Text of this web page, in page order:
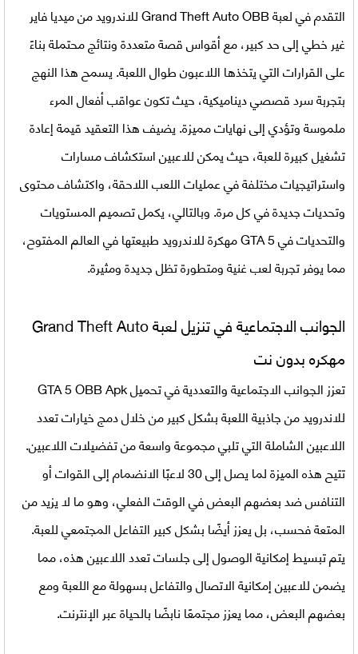
التقدم فيلعبة Grand Theft Auto OBB للاندرويد من ميديا فاير
غير خطي إلى حد كبير، مع أقواس قصة متعددة ونتائج محتملة بناءً
على القرارات التي يتخذها اللاعبون طوال اللعبة. يسمح هذا النهج
بتجربة سرد قصصي ديناميكية، حيث تكون عواقب أفعال المرء
ملموسة وتؤدي إلى نهايات مميزة. يضيف هذا التعقيد قيمة إعادة
تشغيل كبيرة للعبة، حيث يمكن للاعبين استكشاف مسارات
واستراتيجيات مختلفة في عمليات اللعب اللاحقة، واكتشاف محتوى
وتحديات جديدة في كل مرة. وبالتالي، يكمل تصميم المستويات
والتحديات في GTA 5 مهكرة للاندرويد طبيعتها في العالم المفتوح،
مما يوفر تجربة لعب غنية ومتطورة تظل جديدة ومثيرة.
الجوانب الاجتماعية في تنزيل لعبة Grand Theft Auto
مهكره بدون نت
تعزز الجوانب الاجتماعية والتعددية في تحميل GTA 5 OBB Apk
للاندرويد من جاذبية اللعبة بشكل كبير من خلال دمج خيارات تعدد
اللاعبين الشاملة التي تلبي مجموعة واسعة من تفضيلات اللاعبين.
تتيح هذه الميزة لما يصل إلى 30 لاعبًا الانضمام إلى القوات أو
التنافس ضد بعضهم البعض في الوقت الفعلي، وهو ما لا يزيد من
المتعة فحسب، بل يعزز أيضًا بشكل كبير التفاعل المجتمعي للعبة.
يتم تبسيط إمكانية الوصول إلى جلسات تعدد اللاعبين هذه، مما
يضمن للاعبين إمكانية الاتصال والتفاعل بسهولة مع اللعبة ومع
بعضهم البعض، مما يعزز مجتمعًا نابضًا بالحياة عبر الإنترنت.